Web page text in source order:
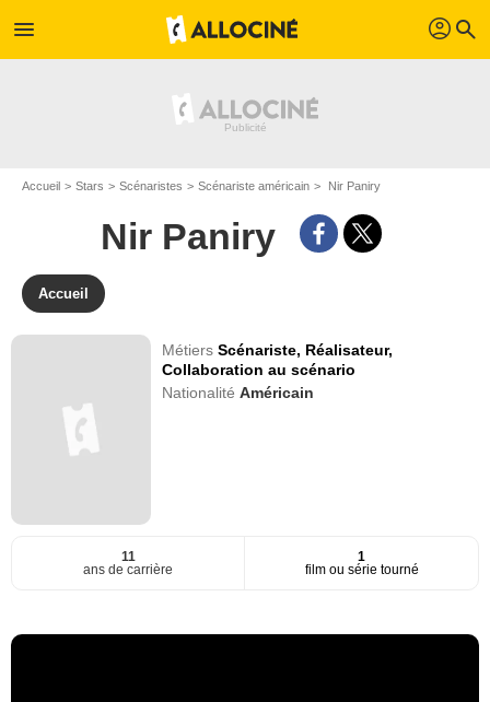
menu profil search
Accueil Stars Scénaristes Scénariste américain Nir Paniry
Nir Paniry
Accueil
MétiersScénariste, Réalisateur,
Collaboration au scénario
NationalitéAméricain
11
ans de carrière
1
film ou série tourné